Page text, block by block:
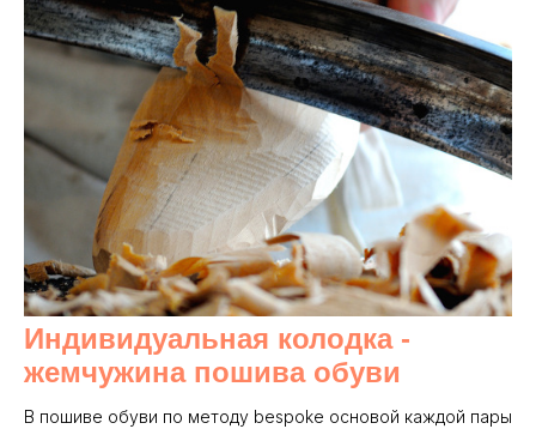
Индивидуальная колодка -
жемчужина пошива обуви
В пошиве обуви по методу bespoke основой каждой пары